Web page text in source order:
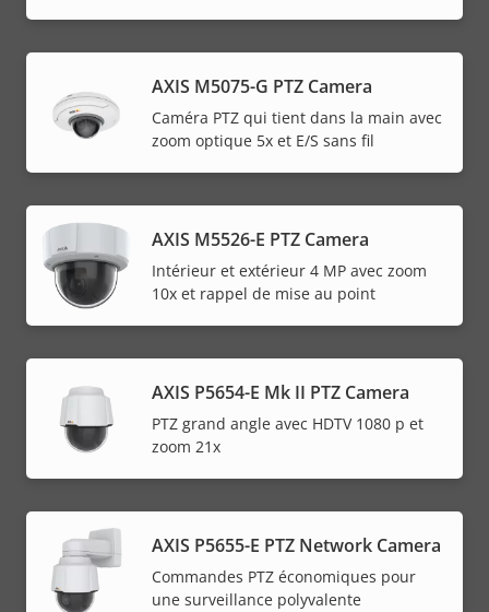
AXIS M5075-G PTZ Camera
Caméra PTZ qui tient dans la main avec
zoom optique 5x et E/S sans fil
AXIS M5526-E PTZ Camera
Intérieur et extérieur 4 MP avec zoom
10x et rappel de mise au point
AXIS P5654-E Mk II PTZ Camera
PTZ grand angle avec HDTV 1080 p et
zoom 21x
AXIS P5655-E PTZ Network Camera
Commandes PTZ économiques pour
une surveillance polyvalente